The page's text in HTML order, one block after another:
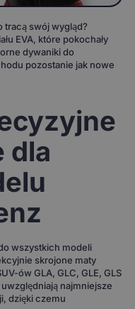
tracą swój wygląd?
EVA, które pokochały
dywaniki do
pozostanie jak nowe
dla
wszystkich modeli
skrojone maty
ów GLA, GLC, GLE, GLS
najmniejsze
dzięki czemu